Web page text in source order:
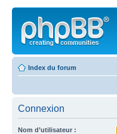
Index du forum
Connexion
Nom d’utilisateur :